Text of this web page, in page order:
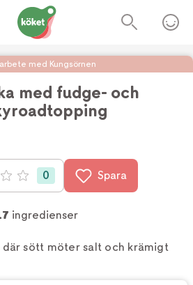
med Kungsörnen
med fudge- och
5 0 Spara
ingredienser
sött möter salt och krämigt